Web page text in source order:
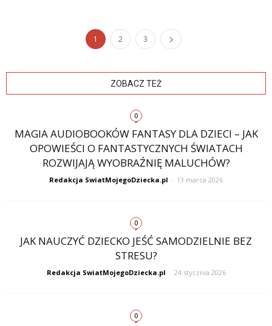
1 2 3
ZOBACZ TEŻ
0
MAGIA AUDIOBOOKÓW FANTASY DLA DZIECI – JAK
OPOWIEŚCI O FANTASTYCZNYCH ŚWIATACH
ROZWIJAJĄ WYOBRAŹNIĘ MALUCHÓW?
Redakcja SwiatMojegoDziecka.pl - 13 marca 2026
0
JAK NAUCZYĆ DZIECKO JEŚĆ SAMODZIELNIE BEZ
STRESU?
Redakcja SwiatMojegoDziecka.pl - 24 stycznia 2026
0